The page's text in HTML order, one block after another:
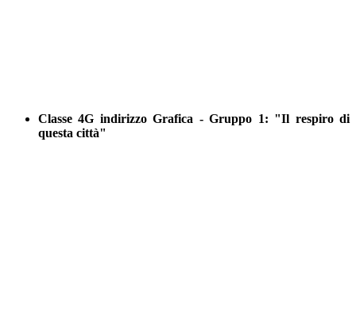
Classe 4G indirizzo Grafica - Gruppo 1: "Il respiro di
questa città"